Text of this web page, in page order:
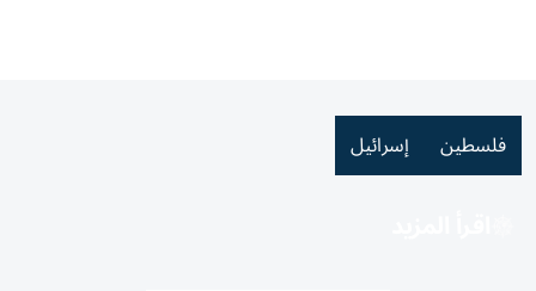
فلسطين إسرائيل